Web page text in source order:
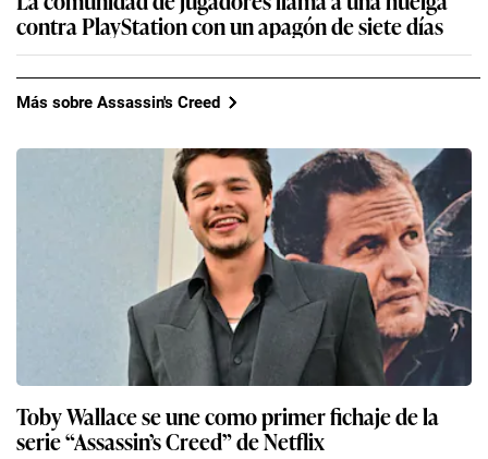
contra PlayStation con un apagón de siete días
Más sobre Assassin's Creed
Toby Wallace se une como primer fichaje de la
serie “Assassin’s Creed” de Netflix